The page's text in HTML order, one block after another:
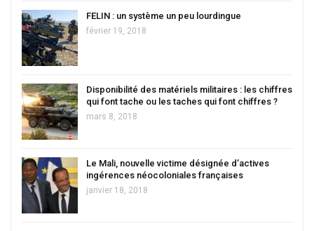
FELIN : un système un peu lourdingue
février 19, 2018
Disponibilité des matériels militaires : les chiffres
qui font tache ou les taches qui font chiffres ?
mars 8, 2018
Le Mali, nouvelle victime désignée d’actives
ingérences néocoloniales françaises
janvier 18, 2018